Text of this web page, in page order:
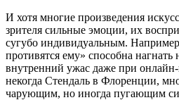
И хотя многие произведения
зрителя сильные эмоции, их
сугубо индивидуальным.
противятся ему» способна
внутренний ужас даже при
некогда Стендаль в Флоренции,
чарующим, но иногда пугающим